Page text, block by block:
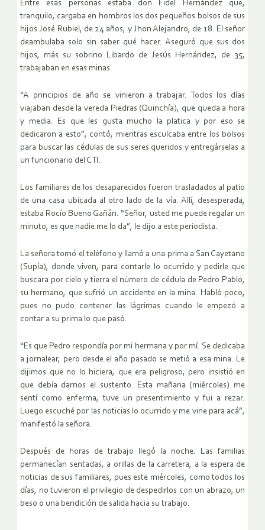
Entre esas personas estaba don Fidel Hernández que,
tranquilo, cargaba en hombros los dos pequeños bolsos de sus
hijos José Rubiel, de 24 años, y Jhon Alejandro, de 18. El señor
deambulaba solo sin saber qué hacer. Aseguró que sus dos
hijos, más su sobrino Libardo de Jesús Hernández, de 35,
trabajaban en esas minas.
“A principios de año se vinieron a trabajar. Todos los días
viajaban desde la vereda Piedras (Quinchía), que queda a hora
y media. Es que les gusta mucho la platica y por eso se
dedicaron a esto”, contó, mientras esculcaba entre los bolsos
para buscar las cédulas de sus seres queridos y entregárselas a
un funcionario del CTI.
Los familiares de los desaparecidos fueron trasladados al patio
de una casa ubicada al otro lado de la vía. Allí, desesperada,
estaba Rocío Bueno Gañán. “Señor, usted me puede regalar un
minuto, es que nadie me lo da”, le dijo a este periodista.
La señora tomó el teléfono y llamó a una prima a San Cayetano
(Supía), donde viven, para contarle lo ocurrido y pedirle que
buscara por cielo y tierra el número de cédula de Pedro Pablo,
su hermano, que sufrió un accidente en la mina. Habló poco,
pues no pudo contener las lágrimas cuando le empezó a
contar a su prima lo que pasó.
“Es que Pedro respondía por mi hermana y por mí. Se dedicaba
a jornalear, pero desde el año pasado se metió a esa mina. Le
dijimos que no lo hiciera, que era peligroso, pero insistió en
que debía darnos el sustento. Esta mañana (miércoles) me
sentí como enferma, tuve un presentimiento y fui a rezar.
Luego escuché por las noticias lo ocurrido y me vine para acá”,
manifestó la señora.
Después de horas de trabajo llegó la noche. Las familias
permanecían sentadas, a orillas de la carretera, a la espera de
noticias de sus familiares, pues este miércoles, como todos los
días, no tuvieron el privilegio de despedirlos con un abrazo, un
beso o una bendición de salida hacia su trabajo.